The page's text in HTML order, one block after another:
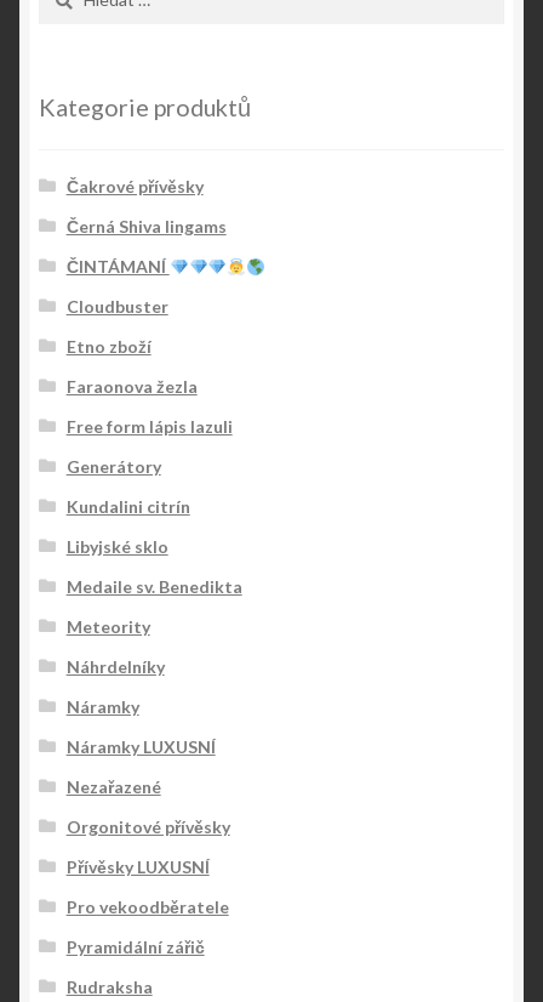
Kategorie produktů
Čakrové přívěsky
Černá Shiva lingams
ČINTÁMANÍ
Cloudbuster
Etno zboží
Faraonova žezla
Free form lápis lazuli
Generátory
Kundalini citrín
Libyjské sklo
Medaile sv. Benedikta
Meteority
Náhrdelníky
Náramky
Náramky LUXUSNÍ
Nezařazené
Orgonitové přívěsky
Přívěsky LUXUSNÍ
Pro vekoodběratele
Pyramidální zářič
Rudraksha